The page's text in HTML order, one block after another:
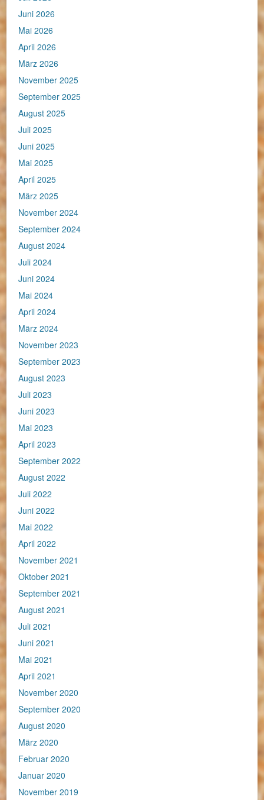
Juni 2026
Mai 2026
April 2026
März 2026
November 2025
September 2025
August 2025
Juli 2025
Juni 2025
Mai 2025
April 2025
März 2025
November 2024
September 2024
August 2024
Juli 2024
Juni 2024
Mai 2024
April 2024
März 2024
November 2023
September 2023
August 2023
Juli 2023
Juni 2023
Mai 2023
April 2023
September 2022
August 2022
Juli 2022
Juni 2022
Mai 2022
April 2022
November 2021
Oktober 2021
September 2021
August 2021
Juli 2021
Juni 2021
Mai 2021
April 2021
November 2020
September 2020
August 2020
März 2020
Februar 2020
Januar 2020
November 2019